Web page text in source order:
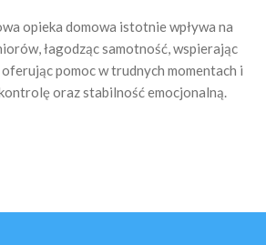
opieka domowa istotnie wpływa na
łagodząc samotność, wspierając
pomoc w trudnych momentach i
oraz stabilność emocjonalną.